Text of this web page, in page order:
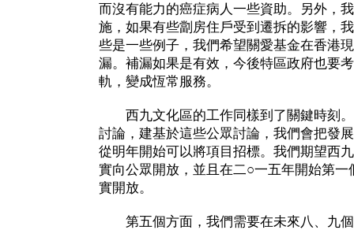
而沒有能力的癌症病人一些資助。另外，
施，如果有些劏房住戶受到遷拆的影響，
些是一些例子，我們希望關愛基金在香港
漏。補漏如果是有效，今後特區政府也要
軌，變成恆常服務。
西九文化區的工作同樣到了關鍵時刻。
討論，建基於這些公眾討論，我們會把發
從明年開始可以將項目招標。我們期望西
實向公眾開放，並且在二○一五年開始第
實開放。
第五個方面，我們需要在未來八、九個